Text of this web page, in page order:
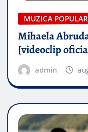
MUZICA
Mihaela
[videoclip
admin